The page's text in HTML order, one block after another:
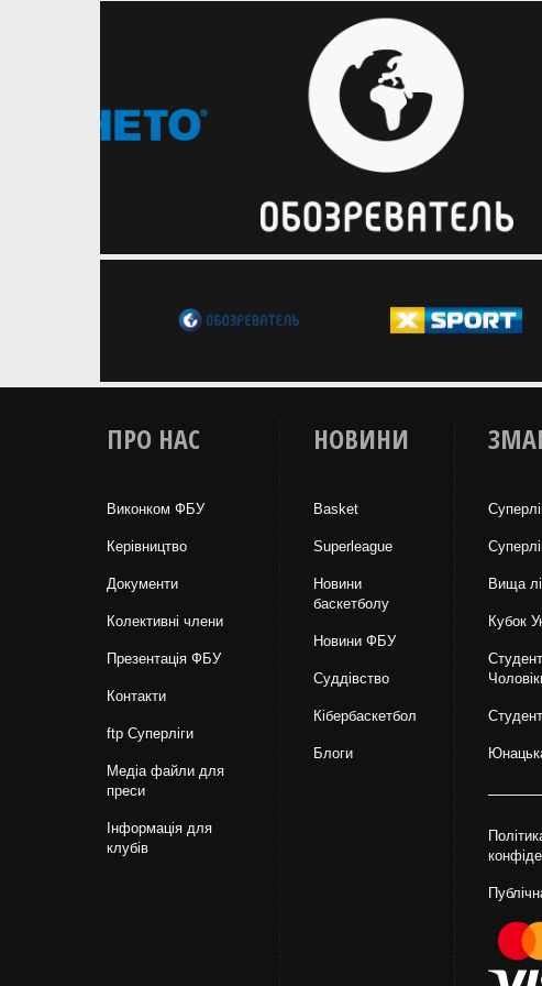
Збірна Чорногорії підготовку до
наступних матчів розпочне вже 10
ПРО НАС
Виконком ФБУ
Керівництво
Документи
Колективні члени
Презентація ФБУ
Контакти
ftp Суперліги
Медіа файли для
преси
Інформація для
клубів
НОВИНИ
Basket
Superleague
Новини
баскетболу
Новини ФБУ
Суддівство
Кібербаскетбол
Блоги
Вища
Кубок